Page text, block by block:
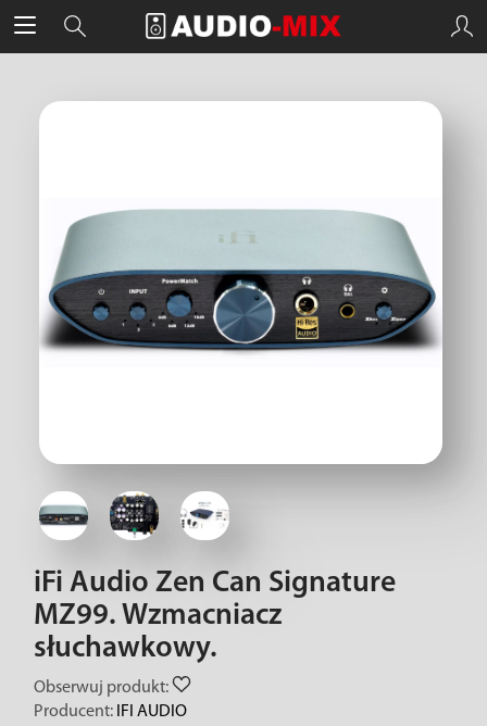
iFi Audio Zen Can Signature
MZ99. Wzmacniacz
słuchawkowy.
Obserwuj produkt:
Producent: IFI AUDIO